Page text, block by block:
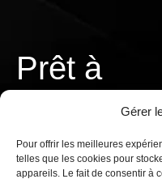
Gérer
Pour offrir les meilleures
telles que les cookies pour
appareils. Le fait de consentir à
Prêt à
Travailler
ensemble